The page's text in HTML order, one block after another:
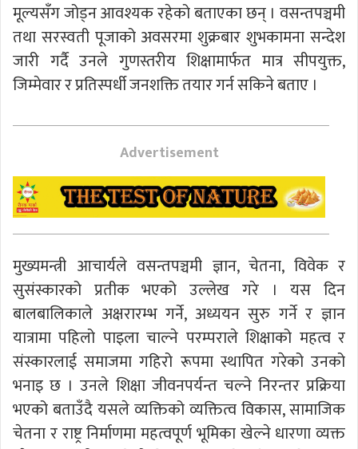
मूल्यसँग जोड्न आवश्यक रहेको बताएका छन् । वसन्तपञ्चमी
तथा सरस्वती पूजाको अवसरमा शुक्रबार शुभकामना सन्देश
जारी गर्दै उनले गुणस्तरीय शिक्षामार्फत मात्र सीपयुक्त,
जिम्मेवार र प्रतिस्पर्धी जनशक्ति तयार गर्न सकिने बताए ।
Advertisement
मुख्यमन्त्री आचार्यले वसन्तपञ्चमी ज्ञान, चेतना, विवेक र
सुसंस्कारको प्रतीक भएको उल्लेख गरे । यस दिन
बालबालिकाले अक्षरारम्भ गर्ने, अध्ययन सुरु गर्ने र ज्ञान
यात्रामा पहिलो पाइला चाल्ने परम्पराले शिक्षाको महत्व र
संस्कारलाई समाजमा गहिरो रूपमा स्थापित गरेको उनको
भनाइ छ । उनले शिक्षा जीवनपर्यन्त चल्ने निरन्तर प्रक्रिया
भएको बताउँदै यसले व्यक्तिको व्यक्तित्व विकास, सामाजिक
चेतना र राष्ट्र निर्माणमा महत्वपूर्ण भूमिका खेल्ने धारणा व्यक्त